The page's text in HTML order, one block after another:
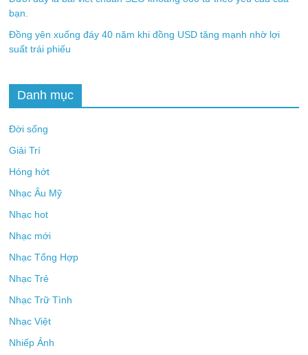
bạn.
Đồng yên xuống đáy 40 năm khi đồng USD tăng mạnh nhờ lợi
suất trái phiếu
Danh mục
Đời sống
Giải Trí
Hóng hớt
Nhạc Âu Mỹ
Nhạc hot
Nhạc mới
Nhạc Tổng Hợp
Nhạc Trẻ
Nhạc Trữ Tình
Nhạc Việt
Nhiếp Ảnh